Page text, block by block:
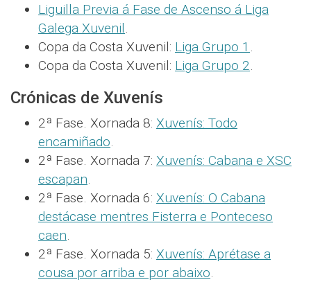
Liguilla Previa á Fase de Ascenso á Liga
Galega Xuvenil.
Copa da Costa Xuvenil: Liga Grupo 1 .
Copa da Costa Xuvenil: Liga Grupo 2.
Crónicas de Xuvenís
2ª Fase. Xornada 8: Xuvenís: Todo
encamiñado.
2ª Fase. Xornada 7: Xuvenís: Cabana e XSC
escapan.
2ª Fase. Xornada 6: Xuvenís: O Cabana
destácase mentres Fisterra e Ponteceso
caen.
2ª Fase. Xornada 5: Xuvenís: Aprétase a
cousa por arriba e por abaixo.